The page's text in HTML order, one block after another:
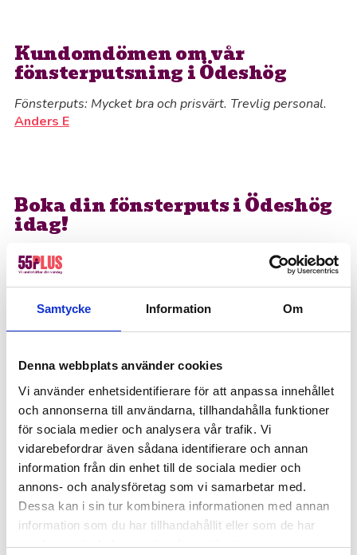
Samtycke Information Om
Denna webbplats använder cookies
Vi använder enhetsidentifierare för att anpassa innehållet
och annonserna till användarna, tillhandahålla funktioner
för sociala medier och analysera vår trafik. Vi
vidarebefordrar även sådana identifierare och annan
information från din enhet till de sociala medier och
annons- och analysföretag som vi samarbetar med.
Dessa kan i sin tur kombinera informationen med annan
information som du har tillhandahållit eller som de har
samlat in när du har använt deras tjänster.
Kundomdömen om vår
fönsterputsning i Ödeshög
Fönsterputs: Mycket bra och prisvärt. Trevlig personal.
Anders E
Boka din fönsterputs i Ödeshög
idag!
Varje vecka hjälper vi kunder i Ödeshög med allt
från fönsterputsning till diverse hem- och
kan slappna av och vara trygg i att vi tar ansvar
vad du behöver hjälp med, så hör vi av oss så fort
vi kan.
Jessika berättar gärna mer!
Ange ditt telefonnummer nedan så kontaktar
vi dig snart! Inget köpkrav!